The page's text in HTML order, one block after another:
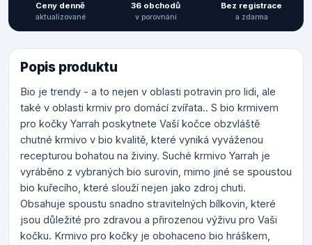
Ceny denně
aktualizované
36 obchodů
v porovnání
Bez registrace
a zdarma
Popis produktu
Bio je trendy - a to nejen v oblasti potravin pro lidi, ale
také v oblasti krmiv pro domácí zvířata.. S bio krmivem
pro kočky Yarrah poskytnete Vaší kočce obzvláště
chutné krmivo v bio kvalitě, které vyniká vyváženou
recepturou bohatou na živiny. Suché krmivo Yarrah je
vyráběno z vybraných bio surovin, mimo jiné se spoustou
bio kuřecího, které slouží nejen jako zdroj chuti.
Obsahuje spoustu snadno stravitelných bílkovin, které
jsou důležité pro zdravou a přirozenou výživu pro Vaši
kočku. Krmivo pro kočky je obohaceno bio hráškem,